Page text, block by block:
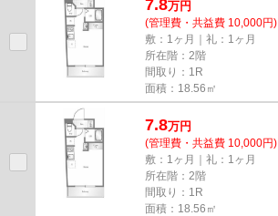
7.8万円
(管理費・共益費 10,000円)
敷：1ヶ月｜礼：1ヶ月
所在階：2階
間取り：1R
面積：18.56㎡
7.8万円
(管理費・共益費 10,000円)
敷：1ヶ月｜礼：1ヶ月
所在階：2階
間取り：1R
面積：18.56㎡